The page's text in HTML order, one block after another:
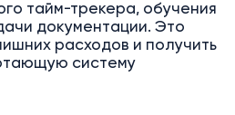
тайм-трекера, обучения
документации. Это
расходов и получить
систему